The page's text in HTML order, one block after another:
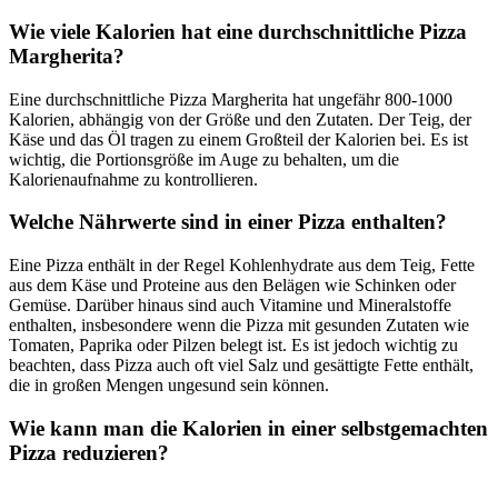
Wie viele Kalorien hat eine durchschnittliche Pizza
Margherita?
Eine durchschnittliche Pizza Margherita hat ungefähr 800-1000
Kalorien, abhängig von der Größe und den Zutaten. Der Teig, der
Käse und das Öl tragen zu einem Großteil der Kalorien bei. Es ist
wichtig, die Portionsgröße im Auge zu behalten, um die
Kalorienaufnahme zu kontrollieren.
Welche Nährwerte sind in einer Pizza enthalten?
Eine Pizza enthält in der Regel Kohlenhydrate aus dem Teig, Fette
aus dem Käse und Proteine aus den Belägen wie Schinken oder
Gemüse. Darüber hinaus sind auch Vitamine und Mineralstoffe
enthalten, insbesondere wenn die Pizza mit gesunden Zutaten wie
Tomaten, Paprika oder Pilzen belegt ist. Es ist jedoch wichtig zu
beachten, dass Pizza auch oft viel Salz und gesättigte Fette enthält,
die in großen Mengen ungesund sein können.
Wie kann man die Kalorien in einer selbstgemachten
Pizza reduzieren?